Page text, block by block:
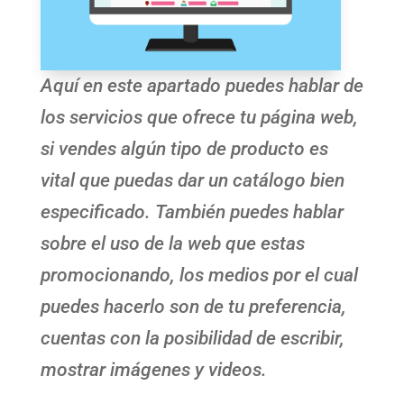
Aquí en este apartado puedes hablar de
los servicios que ofrece tu página web,
si vendes algún tipo de producto es
vital que puedas dar un catálogo bien
especificado. También puedes hablar
sobre el uso de la web que estas
promocionando, los medios por el cual
puedes hacerlo son de tu preferencia,
cuentas con la posibilidad de escribir,
mostrar imágenes y videos.